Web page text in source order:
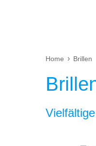
Home Brillen